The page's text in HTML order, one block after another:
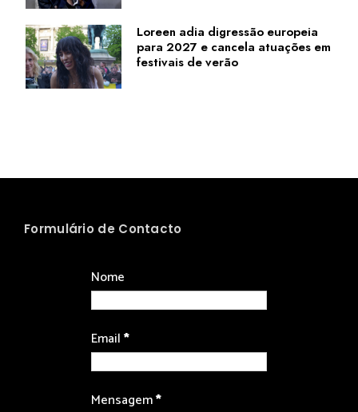
Loreen adia digressão europeia
para 2027 e cancela atuações em
festivais de verão
Formulário de Contacto
Nome
Email*
Mensagem*